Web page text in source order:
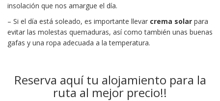
insolación que nos amargue el día.
– Si el día está soleado, es importante llevar crema solar para
evitar las molestas quemaduras, así como también unas buenas
gafas y una ropa adecuada a la temperatura.
Reserva aquí tu alojamiento para la
ruta al mejor precio!!